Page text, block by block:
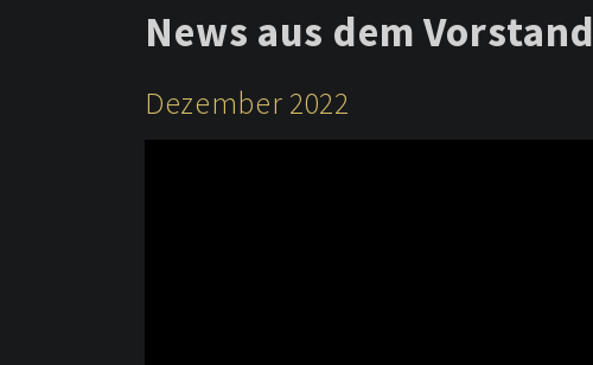
News aus dem Vorstand
Dezember 2022